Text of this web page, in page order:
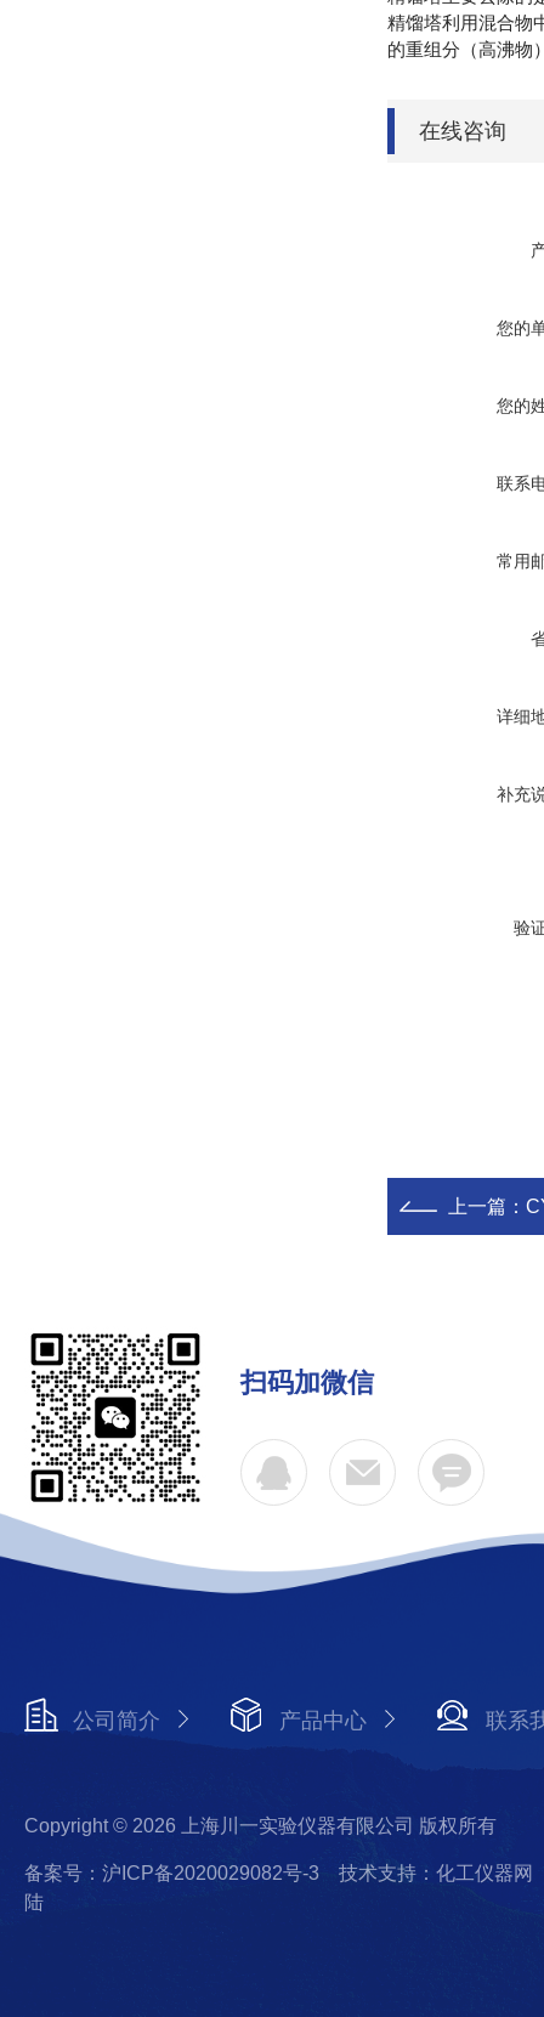
精馏塔利用混合物
的重组分（高沸物
在线咨询
您的
您的
联系
常用
详细
补充
验
上一篇：
扫码加微信
公司简介 产品中心 联系
Copyright © 2026 上海川一实验仪器有限公司 版权所有
备案号：沪ICP备2020029082号-3
技术支持：化工仪器网
陆